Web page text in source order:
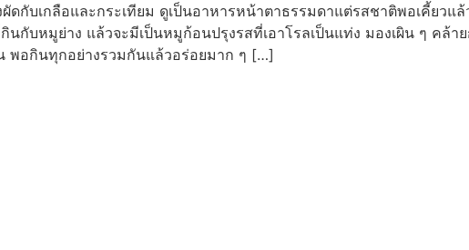
ดกับเกลือและกระเทียม ดูเป็นอาหารหน้าตาธรรมดาแต่รสชาติพอเคี้ยวแ
นกับหมูย่าง แล้วจะมีเป็นหมูก้อนปรุงรสที่เอาโรลเป็นแท่ง มองเผิน ๆ คล้าย
พอกินทุกอย่างรวมกันแล้วอร่อยมาก ๆ […]